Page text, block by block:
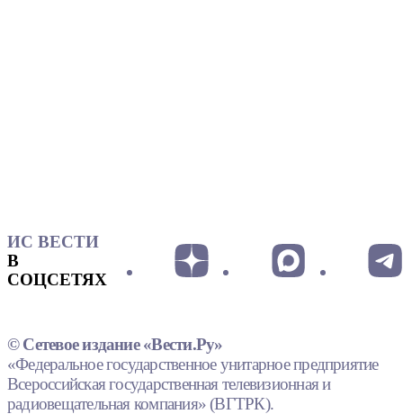
ИС ВЕСТИ
В
СОЦСЕТЯХ
© Сетевое издание «Вести.Ру»
«Федеральное государственное унитарное предприятие
Всероссийская государственная телевизионная и
радиовещательная компания» (ВГТРК).